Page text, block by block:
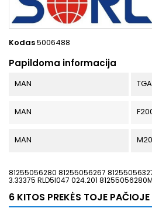
Kodas5006488
Papildoma informacija
MAN TGA
MAN
MAN
81255056280 81255056267
3.33375 RLD5I047 024.201
6 KITOS PREKĖS TOJE